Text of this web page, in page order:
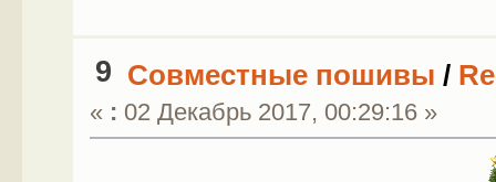
9 Совместные пошивы /
« : 02 Декабрь 2017, 00:29:16 »